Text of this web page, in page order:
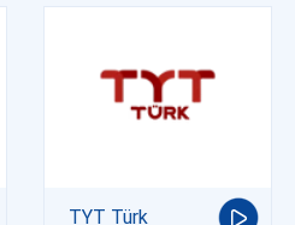
TYT Türk